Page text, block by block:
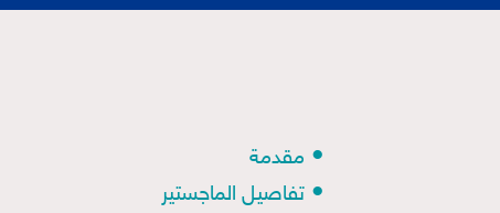
• مقدمة
•تفاصيل الماجستير